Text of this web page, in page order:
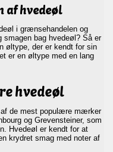
af hvedeøl
i grænsehandelen og
bag hvedeøl? Så er
øltype, der er kendt for sin
er en øltype med en lang
hvedeøl
de mest populære mærker
og Grevensteiner, som
Hvedeøl er kendt for at
krydret smag med noter af